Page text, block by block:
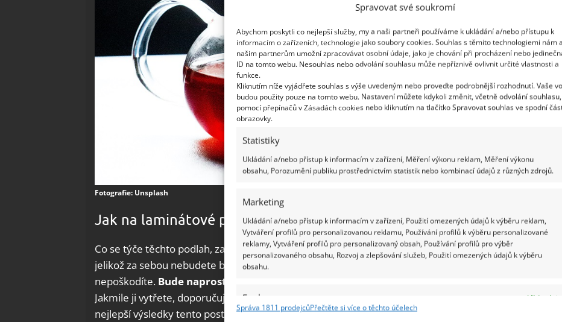
Spravovat své soukromí
Abychom poskytli co nejlepší služby, my a naši partneři používáme k ukládání a/nebo přístupu k
informacím o zařízeních, technologie jako soubory cookies. Souhlas s těmito technologiemi nám a
našim partnerům umožní zpracovávat osobní údaje, jako je chování při procházení nebo
ID na tomto webu. Nesouhlas nebo odvolání souhlasu může nepříznivě ovlivnit určité vlastnosti a
funkce.
Kliknutím níže vyjádřete souhlas s výše uvedeným nebo proveďte podrobnější rozhodnutí. Vaše
budou použity pouze na tomto webu. Nastavení můžete kdykoli změnit, včetně odvolání souhlasu,
pomocí přepínačů v Zásadách cookies nebo kliknutím na tlačítko Spravovat souhlas ve spodní
obrazovky.
Statistiky
Ukládání a/nebo přístup k informacím v zařízení, Měření výkonu reklam, Měření výkonu
obsahu, Porozumění publiku prostřednictvím statistik nebo kombinací údajů z různých zdrojů.
Marketing
Ukládání a/nebo přístup k informacím v zařízení, Použití omezených údajů k výběru reklam,
Vytváření profilů pro personalizovanou reklamu, Používání profilů k výběru personalizované
reklamy, Vytváření profilů pro personalizovaný obsah, Používání profilů pro výběr
personalizovaného obsahu, Rozvoj a zlepšování služeb, Použití omezených údajů k výběru
obsahu.
Funkce
Vždy
Správa 1811 prodejcůPřečtěte si více o těchto účelech
Fotografie: Unsplash
Jak na laminátové podlahy
Co se týče těchto podlah, za nejlepší způsob mytí se považuje horká voda s šamponem,
jelikož za sebou nebudete během vytírání zanechávat pruhy a zároveň si podlahu
nepoškodíte. Bude naprosto stačit, když do vody přidáte cca dvě lžíce šamponu.
Jakmile ji vytřete, doporučuje se ji usušit hadříkem či ručníkem z mikrovlákna. Pro
nejlepší výsledky tento postup opakujte jednou za pár měsíců.